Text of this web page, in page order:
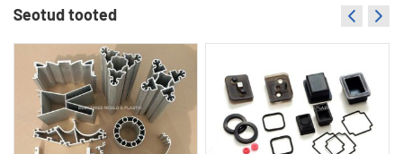
Seotud tooted